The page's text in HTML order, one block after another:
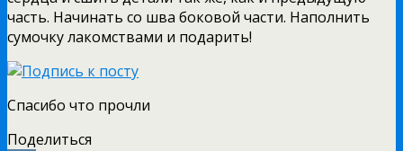
часть. Начинать со шва боковой части. Наполнить
сумочку лакомствами и подарить!
Спасибо что прочли
Поделиться